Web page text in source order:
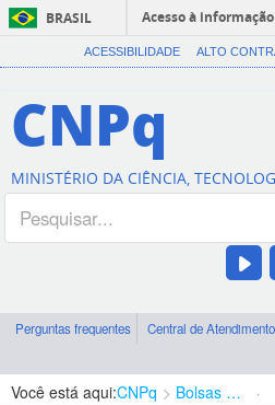
BRASIL
Acesso à informação
ACESSIBILIDADE ALTO
CNPq
MINISTÉRIO DA CIÊNCIA,
Perguntas frequentes Central de Atendimento
Você está aqui:CNPq Bolsas e Auxílios Vigentes